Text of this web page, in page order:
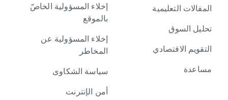
المقالات التعليمية
تحليل السوق
التقويم الاقتصادي
مساعدة
إخلاء المسؤولية الخاصّ
بالموقع
إخلاء المسؤولية عن
المخاطر
سياسة الشكاوى
أمن الإنترنت